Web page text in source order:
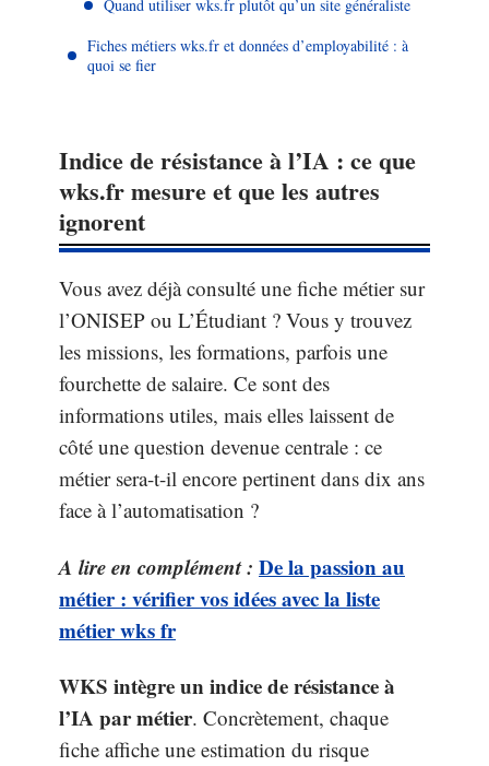
Quand utiliser wks.fr plutôt qu’un site généraliste
Fiches métiers wks.fr et données d’employabilité : à
quoi se fier
Indice de résistance à l’IA : ce que
wks.fr mesure et que les autres
ignorent
Vous avez déjà consulté une fiche métier sur
l’ONISEP ou L’Étudiant ? Vous y trouvez
les missions, les formations, parfois une
fourchette de salaire. Ce sont des
informations utiles, mais elles laissent de
côté une question devenue centrale : ce
métier sera-t-il encore pertinent dans dix ans
face à l’automatisation ?
A lire en complément : De la passion au
métier : vérifier vos idées avec la liste
métier wks fr
WKS intègre un indice de résistance à
l’IA par métier. Concrètement, chaque
fiche affiche une estimation du risque